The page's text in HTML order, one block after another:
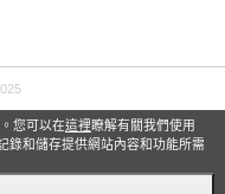
您可以在這裡瞭解有關我們使用
錄和儲存提供網站內容和功能所需